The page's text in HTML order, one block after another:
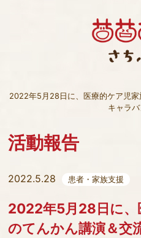
2022年5月28日に、医療的ケア児
キャラ
活動報告
2022.5.28 患者・家族支援
2022年5月28日に、
のてんかん講演＆交